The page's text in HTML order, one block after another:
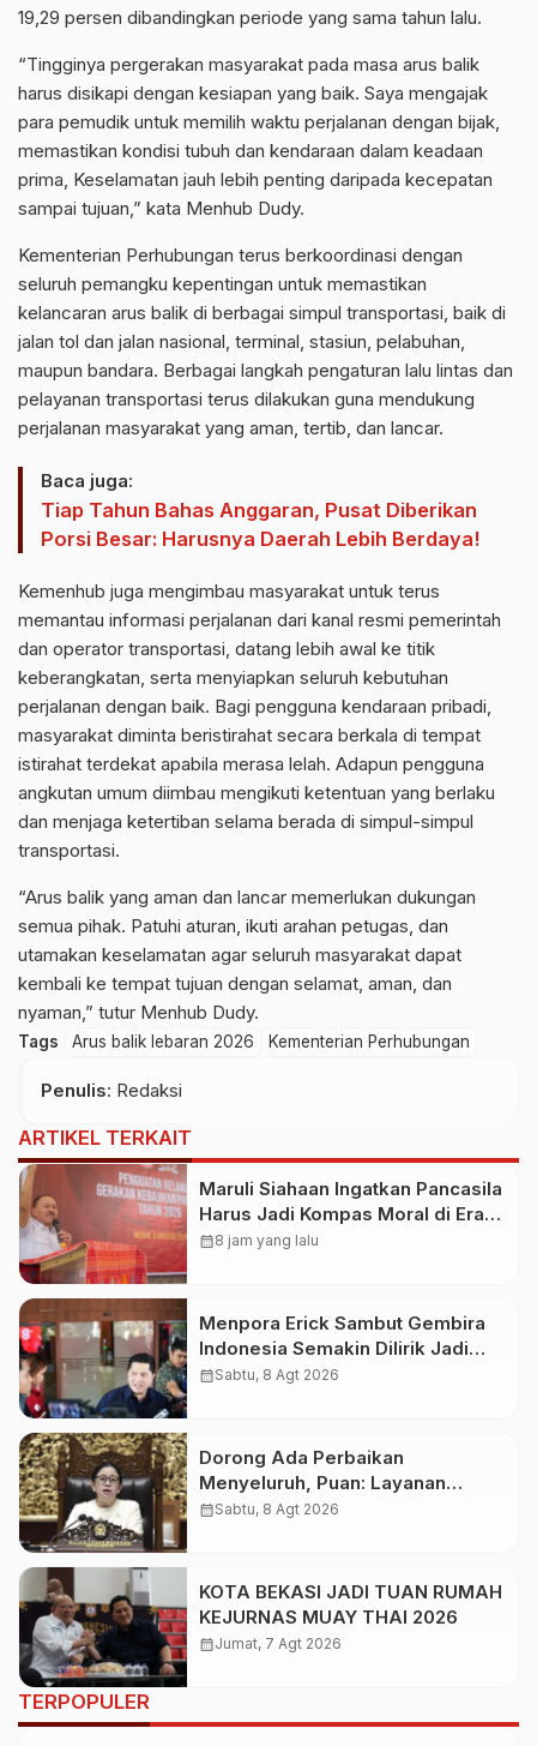
19,29 persen dibandingkan periode yang sama tahun lalu.
“Tingginya pergerakan masyarakat pada masa arus balik
harus disikapi dengan kesiapan yang baik. Saya mengajak
para pemudik untuk memilih waktu perjalanan dengan bijak,
memastikan kondisi tubuh dan kendaraan dalam keadaan
prima, Keselamatan jauh lebih penting daripada kecepatan
sampai tujuan,” kata Menhub Dudy.
Kementerian Perhubungan terus berkoordinasi dengan
seluruh pemangku kepentingan untuk memastikan
kelancaran arus balik di berbagai simpul transportasi, baik di
jalan tol dan jalan nasional, terminal, stasiun, pelabuhan,
maupun bandara. Berbagai langkah pengaturan lalu lintas dan
pelayanan transportasi terus dilakukan guna mendukung
perjalanan masyarakat yang aman, tertib, dan lancar.
Baca juga:
Tiap Tahun Bahas Anggaran, Pusat Diberikan
Porsi Besar: Harusnya Daerah Lebih Berdaya!
Kemenhub juga mengimbau masyarakat untuk terus
memantau informasi perjalanan dari kanal resmi pemerintah
dan operator transportasi, datang lebih awal ke titik
keberangkatan, serta menyiapkan seluruh kebutuhan
perjalanan dengan baik. Bagi pengguna kendaraan pribadi,
masyarakat diminta beristirahat secara berkala di tempat
istirahat terdekat apabila merasa lelah. Adapun pengguna
angkutan umum diimbau mengikuti ketentuan yang berlaku
dan menjaga ketertiban selama berada di simpul-simpul
transportasi.
“Arus balik yang aman dan lancar memerlukan dukungan
semua pihak. Patuhi aturan, ikuti arahan petugas, dan
utamakan keselamatan agar seluruh masyarakat dapat
kembali ke tempat tujuan dengan selamat, aman, dan
nyaman,” tutur Menhub Dudy.
Tags Arus balik lebaran 2026 Kementerian Perhubungan
Penulis: Redaksi
ARTIKEL TERKAIT
Maruli Siahaan Ingatkan Pancasila
Harus Jadi Kompas Moral di Era
Digital
calendar_month8 jam yang lalu
Menpora Erick Sambut Gembira
Indonesia Semakin Dilirik Jadi
Destinasi Pramusim Favorit Klub-
calendar_monthSabtu, 8 Agt 2026
Dorong Ada Perbaikan
Menyeluruh, Puan: Layanan
Kesehatan Jangan Kehilangan
calendar_monthSabtu, 8 Agt 2026
KOTA BEKASI JADI TUAN RUMAH
KEJURNAS MUAY THAI 2026
calendar_monthJumat, 7 Agt 2026
TERPOPULER